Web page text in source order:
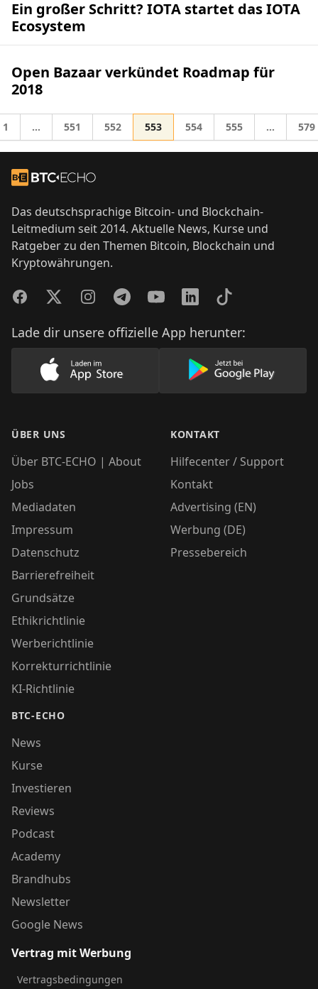
Ein großer Schritt? IOTA startet das IOTA
Ecosystem
Open Bazaar verkündet Roadmap für
2018
Gehe zur Seite
1 Zwischenseiten weggelassen
… Gehe zur Seite
551 Gehe zur Seite
552 Gehe zur Seite
553 Gehe zur Seite
554 Gehe zur Seite
555 … 579
Zur Startseite
Das deutschsprachige Bitcoin- und Blockchain-
Leitmedium seit 2014. Aktuelle News, Kurse und
Ratgeber zu den Themen Bitcoin, Blockchain und
Kryptowährungen.
FacebookTwitterInstagramTelegramYouTubeLinkedInTikTok
Lade dir unsere offizielle App herunter:
Lade unsere App im AppStore herunter
Lade unsere
ÜBER UNS
Über BTC-ECHO | About
Jobs
Mediadaten
Impressum
Datenschutz
Barrierefreiheit
Grundsätze
Ethikrichtlinie
Werberichtlinie
Korrekturrichtlinie
KI-Richtlinie
BTC-ECHO
News
Kurse
Investieren
Reviews
Podcast
Academy
Brandhubs
Newsletter
Google News
KONTAKT
Hilfecenter / Support
Kontakt
Advertising (EN)
Werbung (DE)
Pressebereich
Vertrag mit Werbung
Vertragsbedingungen